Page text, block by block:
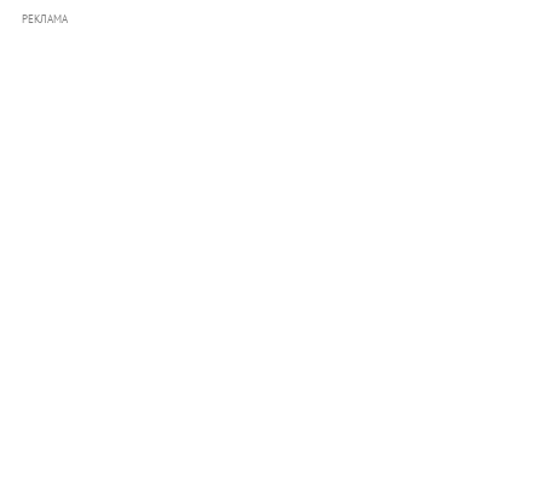
РЕКЛАМА